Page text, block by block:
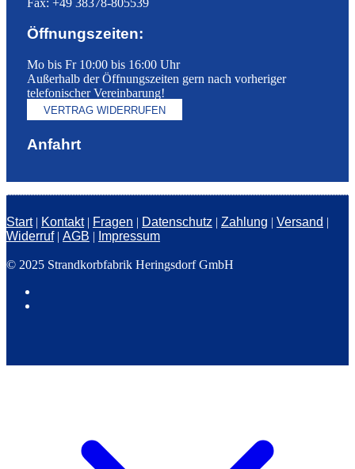
Fax: +49 38378-805539
Öffnungszeiten:
Mo bis Fr 10:00 bis 16:00 Uhr
Außerhalb der Öffnungszeiten gern nach vorheriger
telefonischer Vereinbarung!
VERTRAG WIDERRUFEN
Anfahrt
Start| Kontakt| Fragen | Datenschutz | Zahlung | Versand |
Widerruf| AGB | Impressum
© 2025 Strandkorbfabrik Heringsdorf GmbH